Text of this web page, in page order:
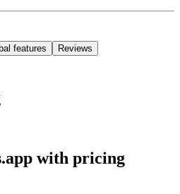
features Reviews
with pricing